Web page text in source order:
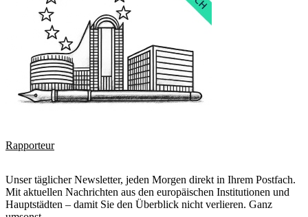
Rapporteur
Unser täglicher Newsletter, jeden Morgen direkt in Ihrem Postfach.
Mit aktuellen Nachrichten aus den europäischen Institutionen und
Hauptstädten – damit Sie den Überblick nicht verlieren. Ganz